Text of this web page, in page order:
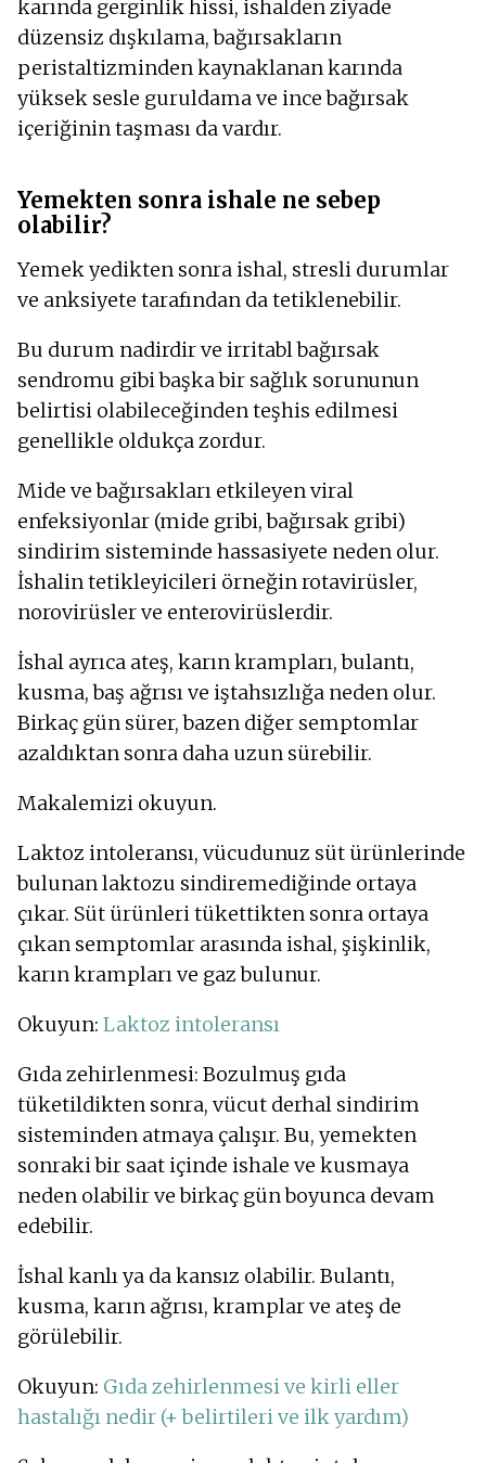
karında gerginlik hissi, ishalden ziyade
düzensiz dışkılama, bağırsakların
peristaltizminden kaynaklanan karında
yüksek sesle guruldama ve ince bağırsak
içeriğinin taşması da vardır.
Yemekten sonra ishale ne sebep
olabilir?
Yemek yedikten sonra ishal, stresli durumlar
ve anksiyete tarafından da tetiklenebilir.
Bu durum nadirdir ve irritabl bağırsak
sendromu gibi başka bir sağlık sorununun
belirtisi olabileceğinden teşhis edilmesi
genellikle oldukça zordur.
Mide ve bağırsakları etkileyen viral
enfeksiyonlar (mide gribi, bağırsak gribi)
sindirim sisteminde hassasiyete neden olur.
İshalin tetikleyicileri örneğin rotavirüsler,
norovirüsler ve enterovirüslerdir.
İshal ayrıca ateş, karın krampları, bulantı,
kusma, baş ağrısı ve iştahsızlığa neden olur.
Birkaç gün sürer, bazen diğer semptomlar
azaldıktan sonra daha uzun sürebilir.
Makalemizi okuyun.
Laktoz intoleransı, vücudunuz süt ürünlerinde
bulunan laktozu sindiremediğinde ortaya
çıkar. Süt ürünleri tükettikten sonra ortaya
çıkan semptomlar arasında ishal, şişkinlik,
karın krampları ve gaz bulunur.
Okuyun: Laktoz intoleransı
Gıda zehirlenmesi: Bozulmuş gıda
tüketildikten sonra, vücut derhal sindirim
sisteminden atmaya çalışır. Bu, yemekten
sonraki bir saat içinde ishale ve kusmaya
neden olabilir ve birkaç gün boyunca devam
edebilir.
İshal kanlı ya da kansız olabilir. Bulantı,
kusma, karın ağrısı, kramplar ve ateş de
görülebilir.
Okuyun: Gıda zehirlenmesi ve kirli eller
hastalığı nedir (+ belirtileri ve ilk yardım)